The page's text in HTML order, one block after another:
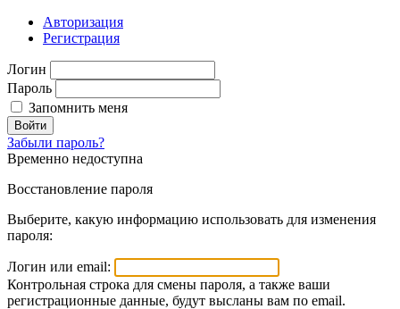
Авторизация
Регистрация
Логин
Пароль
Запомнить меня
Войти
Забыли пароль?
Временно недоступна
Восстановление пароля
Выберите, какую информацию использовать для изменения
пароля:
Логин или email:
Контрольная строка для смены пароля, а также ваши
регистрационные данные, будут высланы вам по email.